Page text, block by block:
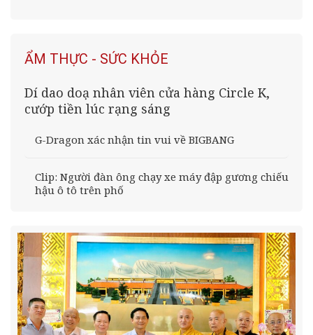
ẨM THỰC - SỨC KHỎE
Dí dao doạ nhân viên cửa hàng Circle K,
cướp tiền lúc rạng sáng
G-Dragon xác nhận tin vui về BIGBANG
Clip: Người đàn ông chạy xe máy đập gương chiếu
hậu ô tô trên phố